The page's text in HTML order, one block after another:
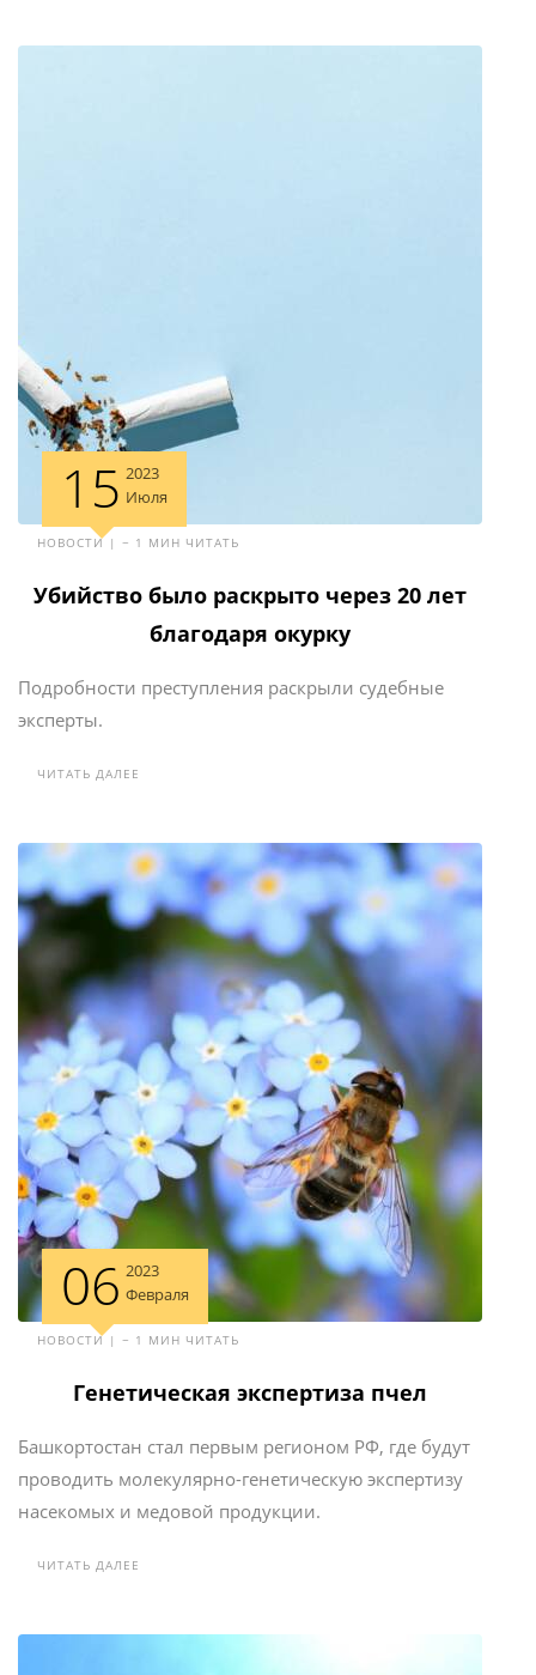
15 2023
Июля
НОВОСТИ | ~ 1 МИН ЧИТАТЬ
Убийство было раскрыто через 20 лет
благодаря окурку
Подробности преступления раскрыли судебные
эксперты.
ЧИТАТЬ ДАЛЕЕ
06 2023
Февраля
НОВОСТИ | ~ 1 МИН ЧИТАТЬ
Генетическая экспертиза пчел
Башкортостан стал первым регионом РФ, где будут
проводить молекулярно-генетическую экспертизу
насекомых и медовой продукции.
ЧИТАТЬ ДАЛЕЕ